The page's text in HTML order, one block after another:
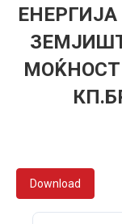
МОЌНОСТ
Download